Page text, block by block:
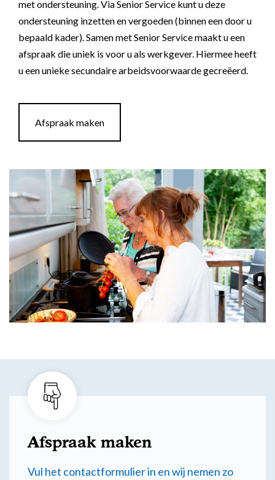
met ondersteuning. Via Senior Service kunt u deze
ondersteuning inzetten en vergoeden (binnen een door u
bepaald kader). Samen met Senior Service maakt u een
afspraak die uniek is voor u als werkgever. Hiermee heeft
u een unieke secundaire arbeidsvoorwaarde gecreëerd.
Afspraak maken
Afspraak maken
Vul het contactformulier in en wij nemen zo